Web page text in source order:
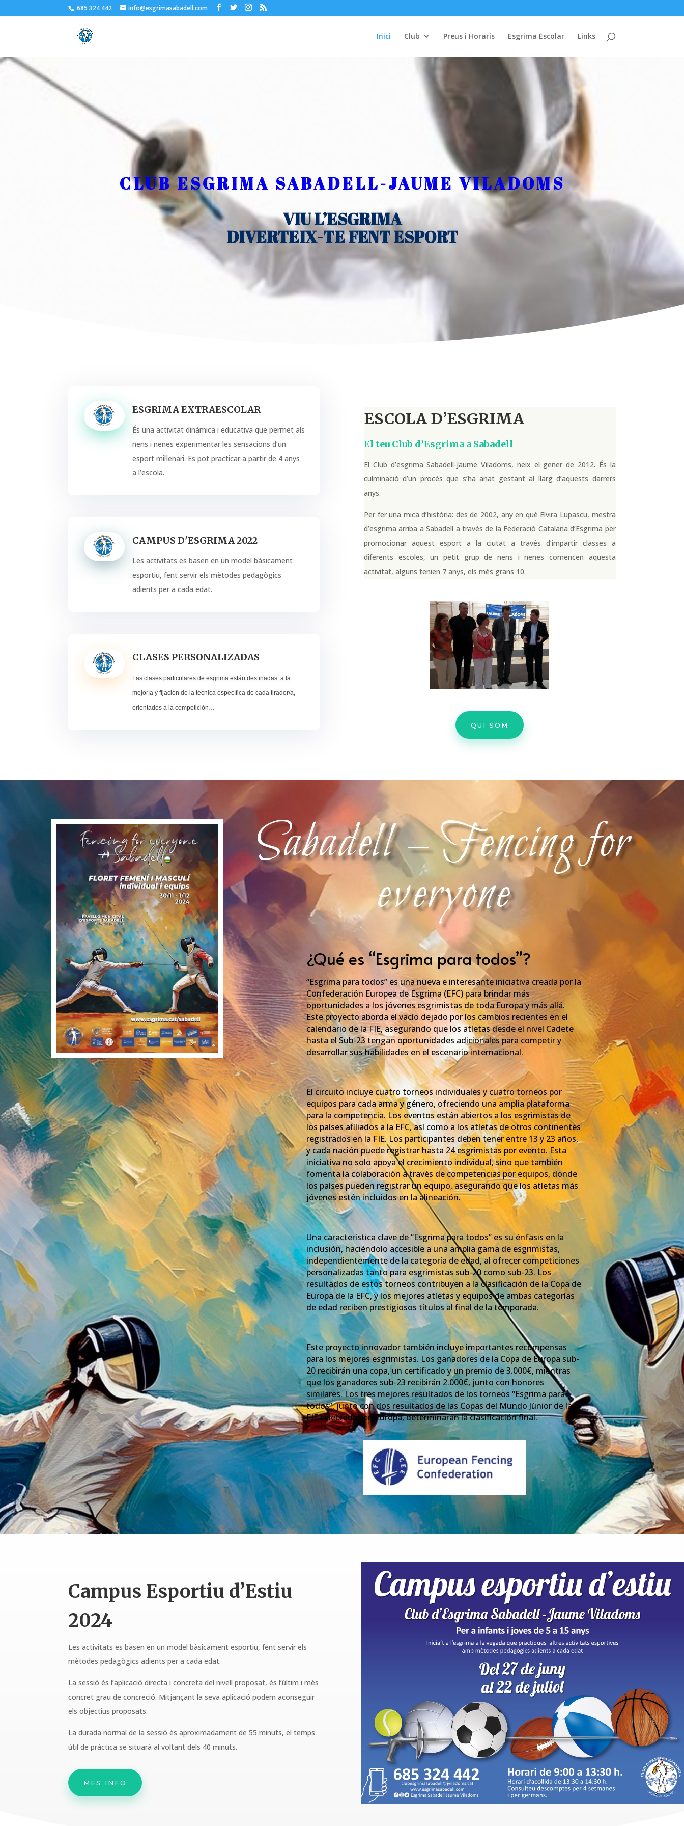
685 324 442 info@esgrimasabadell.com
Inici Club Preus i Horaris Esgrima Escolar Links
CLUB ESGRIMA SABADELL-JAUME VILADOMS
VIU L’ESGRIMA
DIVERTEIX-TE FENT ESPORT
ESGRIMA EXTRAESCOLAR
És una activitat dinàmica i educativa que permet als
nens i nenes experimentar les sensacions d’un
esport mil·lenari. Es pot practicar a partir de 4 anys
a l’escola.
CAMPUS D'ESGRIMA 2022
Les activitats es basen en un model bàsicament
esportiu, fent servir els mètodes pedagògics
adients per a cada edat.
CLASES PERSONALIZADAS
Las clases particulares de esgrima están destinadas a la
mejoría y fijación de la técnica específica de cada tirador/a,
orientados a la competición…
ESCOLA D’ESGRIMA
El teu Club d’Esgrima a Sabadell
El Club d’esgrima Sabadell-Jaume Viladoms, neix el gener de 2012. És la
culminació d’un procés que s’ha anat gestant al llarg d’aquests darrers
anys.
Per fer una mica d’història: des de 2002, any en què Elvira Lupascu, mestra
d’esgrima arriba a Sabadell a través de la Federació Catalana d’Esgrima per
promocionar aquest esport a la ciutat a través d’impartir classes a
diferents escoles, un petit grup de nens i nenes comencen aquesta
activitat, alguns tenien 7 anys, els més grans 10.
QUI SOM
Sabadell – Fencing for
everyone
¿Qué es “Esgrima para todos”?
“Esgrima para todos” es una nueva e interesante iniciativa creada por la
Confederación Europea de Esgrima (EFC) para brindar más
oportunidades a los jóvenes esgrimistas de toda Europa y más allá.
Este proyecto aborda el vacío dejado por los cambios recientes en el
calendario de la FIE, asegurando que los atletas desde el nivel Cadete
hasta el Sub-23 tengan oportunidades adicionales para competir y
desarrollar sus habilidades en el escenario internacional.
El circuito incluye cuatro torneos individuales y cuatro torneos por
equipos para cada arma y género, ofreciendo una amplia plataforma
para la competencia. Los eventos están abiertos a los esgrimistas de
los países afiliados a la EFC, así como a los atletas de otros continentes
registrados en la FIE. Los participantes deben tener entre 13 y 23 años,
y cada nación puede registrar hasta 24 esgrimistas por evento. Esta
iniciativa no solo apoya el crecimiento individual, sino que también
fomenta la colaboración a través de competencias por equipos, donde
los países pueden registrar un equipo, asegurando que los atletas más
jóvenes estén incluidos en la alineación.
Una característica clave de “Esgrima para todos” es su énfasis en la
inclusión, haciéndolo accesible a una amplia gama de esgrimistas,
independientemente de la categoría de edad, al ofrecer competiciones
personalizadas tanto para esgrimistas sub-20 como sub-23. Los
resultados de estos torneos contribuyen a la clasificación de la Copa de
Europa de la EFC, y los mejores atletas y equipos de ambas categorías
de edad reciben prestigiosos títulos al final de la temporada.
Este proyecto innovador también incluye importantes recompensas
para los mejores esgrimistas. Los ganadores de la Copa de Europa sub-
20 recibirán una copa, un certificado y un premio de 3.000€, mientras
que los ganadores sub-23 recibirán 2.000€, junto con honores
similares. Los tres mejores resultados de los torneos “Esgrima para
todos”, junto con dos resultados de las Copas del Mundo Júnior de la
FIE celebradas en Europa, determinarán la clasificación final.
Campus Esportiu d’Estiu
2024
Les activitats es basen en un model bàsicament esportiu, fent servir els
mètodes pedagògics adients per a cada edat.
La sessió és l’aplicació directa i concreta del nivell proposat, és l’últim i més
concret grau de concreció. Mitjançant la seva aplicació podem aconseguir
els objectius proposats.
La durada normal de la sessió és aproximadament de 55 minuts, el temps
útil de pràctica se situarà al voltant dels 40 minuts.
MES INFO